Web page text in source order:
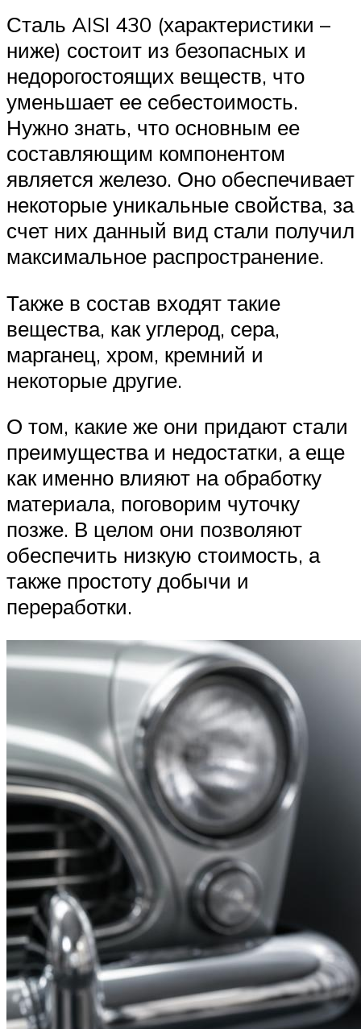
Сталь AISI 430 (характеристики –
ниже) состоит из безопасных и
недорогостоящих веществ, что
уменьшает ее себестоимость.
Нужно знать, что основным ее
составляющим компонентом
является железо. Оно обеспечивает
некоторые уникальные свойства, за
счет них данный вид стали получил
максимальное распространение.
Также в состав входят такие
вещества, как углерод, сера,
марганец, хром, кремний и
некоторые другие.
О том, какие же они придают стали
преимущества и недостатки, а еще
как именно влияют на обработку
материала, поговорим чуточку
позже. В целом они позволяют
обеспечить низкую стоимость, а
также простоту добычи и
переработки.